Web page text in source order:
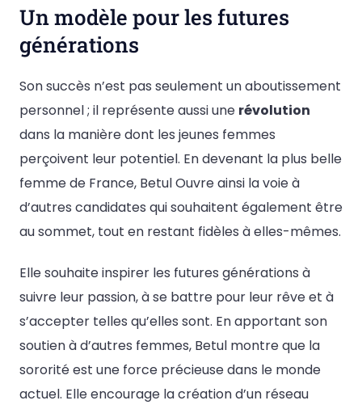
Un modèle pour les futures
générations
Son succès n’est pas seulement un aboutissement
personnel ; il représente aussi une révolution
dans la manière dont les jeunes femmes
perçoivent leur potentiel. En devenant la plus belle
femme de France, Betul Ouvre ainsi la voie à
d’autres candidates qui souhaitent également être
au sommet, tout en restant fidèles à elles-mêmes.
Elle souhaite inspirer les futures générations à
suivre leur passion, à se battre pour leur rêve et à
s’accepter telles qu’elles sont. En apportant son
soutien à d’autres femmes, Betul montre que la
sororité est une force précieuse dans le monde
actuel. Elle encourage la création d’un réseau